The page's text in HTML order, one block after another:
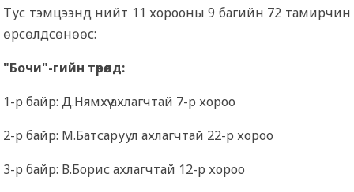
Тус тэмцээнд нийт 11 хорооны 9 багийн 72 тамирчин
өрсөлдсөнөөс:
"Бочи"-гийн төрөлд:
1-р байр: Д.Нямхүү ахлагчтай 7-р хороо
2-р байр: М.Батсаруул ахлагчтай 22-р хороо
3-р байр: В.Борис ахлагчтай 12-р хороо